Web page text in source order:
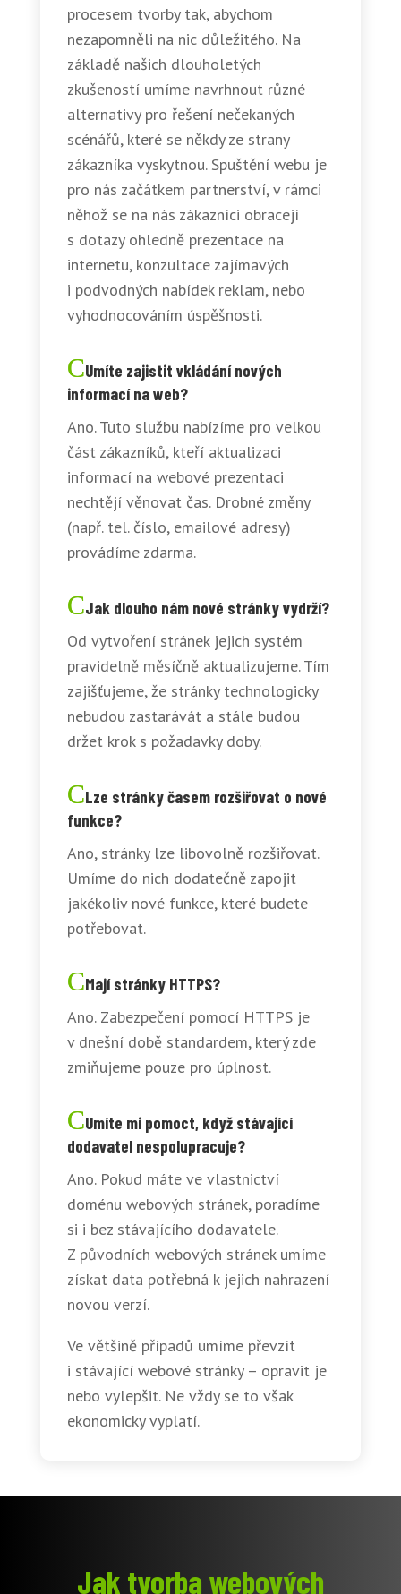
procesem tvorby tak, abychom
nezapomněli na nic důležitého. Na
základě našich dlouholetých
zkušeností umíme navrhnout různé
alternativy pro řešení nečekaných
scénářů, které se někdy ze strany
zákazníka vyskytnou. Spuštění webu je
pro nás začátkem partnerství, v rámci
něhož se na nás zákazníci obracejí
s dotazy ohledně prezentace na
internetu, konzultace zajímavých
i podvodných nabídek reklam, nebo
vyhodnocováním úspěšnosti.
Umíte zajistit vkládání nových
informací na web?
Ano. Tuto službu nabízíme pro velkou
část zákazníků, kteří aktualizaci
informací na webové prezentaci
nechtějí věnovat čas. Drobné změny
(např. tel. číslo, emailové adresy)
provádíme zdarma.
Jak dlouho nám nové stránky vydrží?
Od vytvoření stránek jejich systém
pravidelně měsíčně aktualizujeme. Tím
zajišťujeme, že stránky technologicky
nebudou zastarávát a stále budou
držet krok s požadavky doby.
Lze stránky časem rozšiřovat o nové
funkce?
Ano, stránky lze libovolně rozšiřovat.
Umíme do nich dodatečně zapojit
jakékoliv nové funkce, které budete
potřebovat.
Mají stránky HTTPS?
Ano. Zabezpečení pomocí HTTPS je
v dnešní době standardem, který zde
zmiňujeme pouze pro úplnost.
Umíte mi pomoct, když stávající
dodavatel nespolupracuje?
Ano. Pokud máte ve vlastnictví
doménu webových stránek, poradíme
si i bez stávajícího dodavatele.
Z původních webových stránek umíme
získat data potřebná k jejich nahrazení
novou verzí.
Ve většině případů umíme převzít
i stávající webové stránky – opravit je
nebo vylepšit. Ne vždy se to však
ekonomicky vyplatí.
Jak tvorba webových